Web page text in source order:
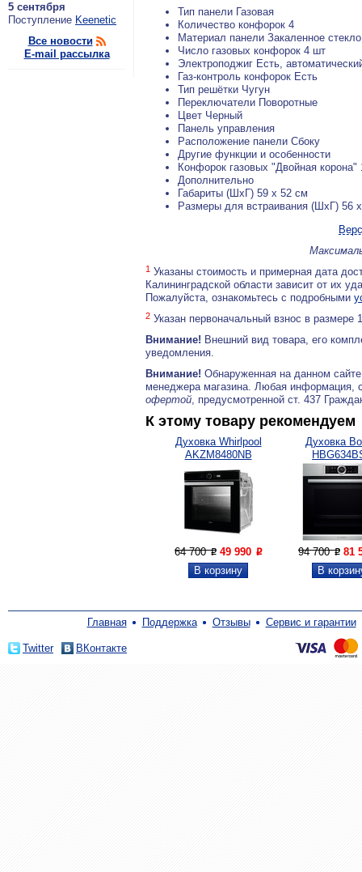
5 сентября
По­ступ­ле­ние Keenetic
Все новости
E-mail рассылка
Тип панели Газовая
Количество конфорок 4
Материал панели Закаленное стекло
Число газовых конфорок 4 шт
Электроподжиг Есть,
Газ-контроль конфорок Есть
Тип решётки Чугун
Переключатели Поворотные
Цвет Черный
Панель управления
Расположение панели Сбоку
Другие функции и особенности
Конфорок газовых "Двойная корона"
Дополнительно
Габариты (ШхГ) 59 x 52 см
Размеры для встраивания (ШхГ) 56
1 Указаны стоимость и примерная дата
Калининградской области зависит от их
Пожалуйста, ознакомьтесь с подробными
2 Указан первоначальный взнос в
Внимание! Внешний вид товара, его
уведомления.
Внимание! Обнаруженная на данном
менеджера магазина. Любая информация,
офертой, предусмотренной ст. 437
К этому товару рекомендуем
Духовка Whirlpool
AKZM8480NB
64 700P 49 990 P
Духовка
94 700P 81
Главная Поддержка Отзывы Сервис и гарантии
Twitter ВКонтакте